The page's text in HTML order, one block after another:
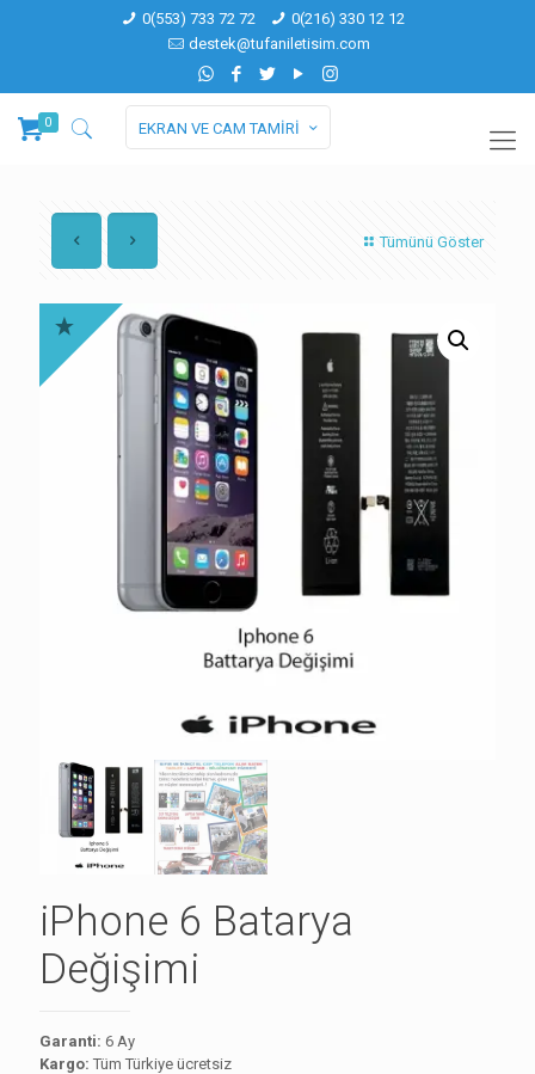
0(553) 733 72 72
0(216) 330 12 12
destek@tufaniletisim.com
0 EKRAN VE CAM TAMİRİ
Tümünü Göster
iPhone 6 Batarya
Değişimi
Garanti: 6 Ay
Kargo: Tüm Türkiye ücretsiz